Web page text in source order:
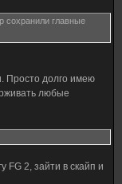
сохранили главные
Просто долго имею
любые
FG 2, зайти в скайп и